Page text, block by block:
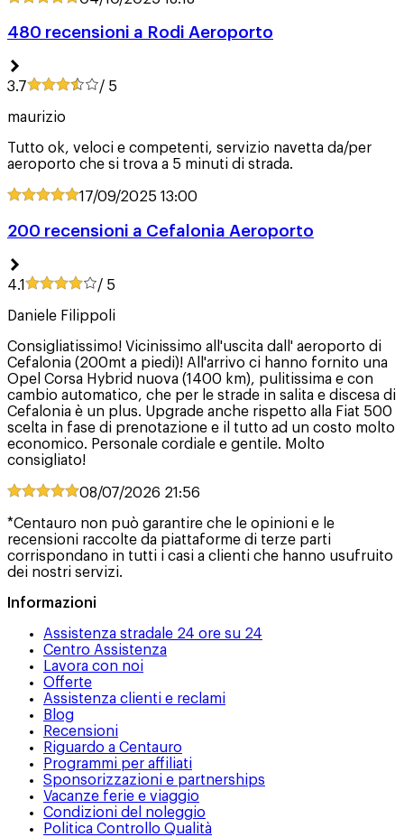
480 recensioni a Rodi Aeroporto
3.7 / 5
maurizio
Tutto ok, veloci e competenti, servizio navetta da/per
aeroporto che si trova a 5 minuti di strada.
17/09/2025 13:00
200 recensioni a Cefalonia Aeroporto
4.1 / 5
Daniele Filippoli
Consigliatissimo! Vicinissimo all'uscita dall' aeroporto di
Cefalonia (200mt a piedi)! All'arrivo ci hanno fornito una
Opel Corsa Hybrid nuova (1400 km), pulitissima e con
cambio automatico, che per le strade in salita e discesa di
Cefalonia è un plus. Upgrade anche rispetto alla Fiat 500
scelta in fase di prenotazione e il tutto ad un costo molto
economico. Personale cordiale e gentile. Molto
consigliato!
08/07/2026 21:56
*Centauro non può garantire che le opinioni e le
recensioni raccolte da piattaforme di terze parti
corrispondano in tutti i casi a clienti che hanno usufruito
dei nostri servizi.
Informazioni
Assistenza stradale 24 ore su 24
Centro Assistenza
Lavora con noi
Offerte
Assistenza clienti e reclami
Blog
Recensioni
Riguardo a Centauro
Programmi per affiliati
Sponsorizzazioni e partnerships
Vacanze ferie e viaggio
Condizioni del noleggio
Politica Controllo Qualità